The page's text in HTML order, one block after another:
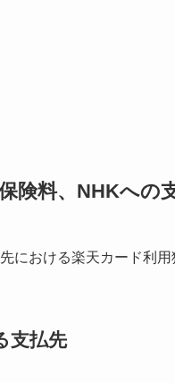
険料、NHKへの
における楽天カード利
支払先